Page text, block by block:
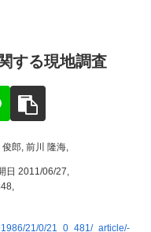
する現地調査
郎, 前川 隆海,
日 2011/06/27,
21/0/21_0_481/_article/-